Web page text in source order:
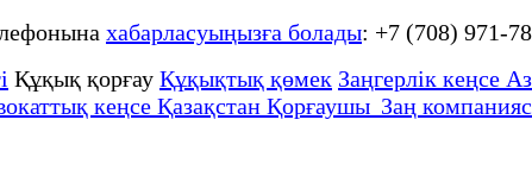
хабарласуыңызға болады: +7 (708) 971-
Құқық қорғау Құқықтық қөмек Заңгерлік кеңсе
кеңсе Қазақстан Қорғаушы Заң